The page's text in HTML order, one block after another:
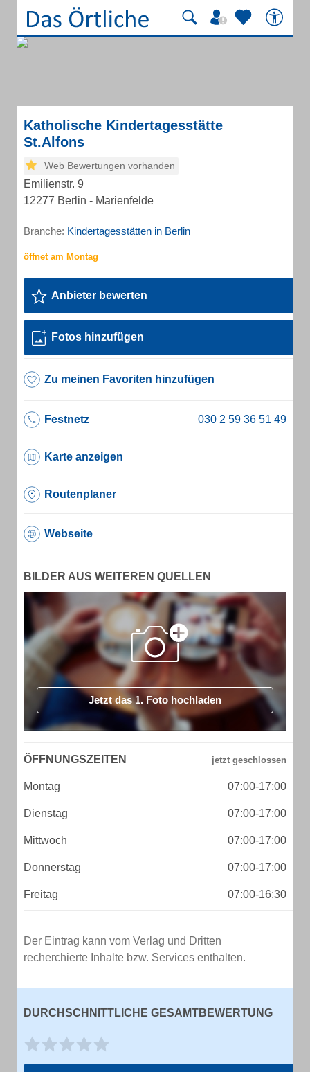
Katholische Kindertagesstätte
St.Alfons
Web Bewertungen vorhanden
Emilienstr. 9
12277 Berlin - Marienfelde
Branche: Kindertagesstätten in Berlin
Anbieter bewerten
Fotos hinzufügen
Zu meinen Favoriten hinzufügen
Festnetz
Karte anzeigen
Routenplaner
Webseite
BILDER AUS WEITEREN QUELLEN
Jetzt das 1. Foto hochladen
ÖFFNUNGSZEITEN
Montag 07:00-17:00
Dienstag 07:00-17:00
Mittwoch 07:00-17:00
Donnerstag 07:00-17:00
Freitag 07:00-16:30
Der Eintrag kann vom Verlag und Dritten
recherchierte Inhalte bzw. Services enthalten.
DURCHSCHNITTLICHE GESAMTBEWERTUNG